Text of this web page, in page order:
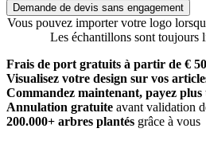
Demande de devis sans engagement
Vous pouvez importer votre logo
Les échantillons sont toujours
Frais de port gratuits à partir de €
Visualisez votre design sur vos
Commandez maintenant, payez
Annulation gratuite avant validation
200.000+ arbres plantés grâce à vous